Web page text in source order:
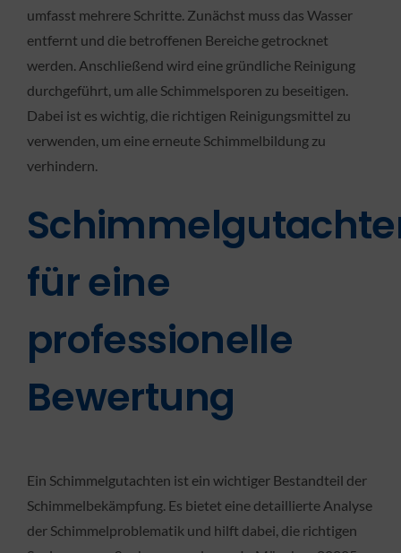
umfasst mehrere Schritte. Zunächst muss das Wasser
entfernt und die betroffenen Bereiche getrocknet
werden. Anschließend wird eine gründliche Reinigung
durchgeführt, um alle Schimmelsporen zu beseitigen.
Dabei ist es wichtig, die richtigen Reinigungsmittel zu
verwenden, um eine erneute Schimmelbildung zu
verhindern.
für eine
professionelle
Bewertung
Ein Schimmelgutachten ist ein wichtiger Bestandteil der
Schimmelbekämpfung. Es bietet eine detaillierte Analyse
der Schimmelproblematik und hilft dabei, die richtigen